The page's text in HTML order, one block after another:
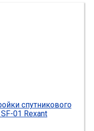
спутникового
01 Rexant